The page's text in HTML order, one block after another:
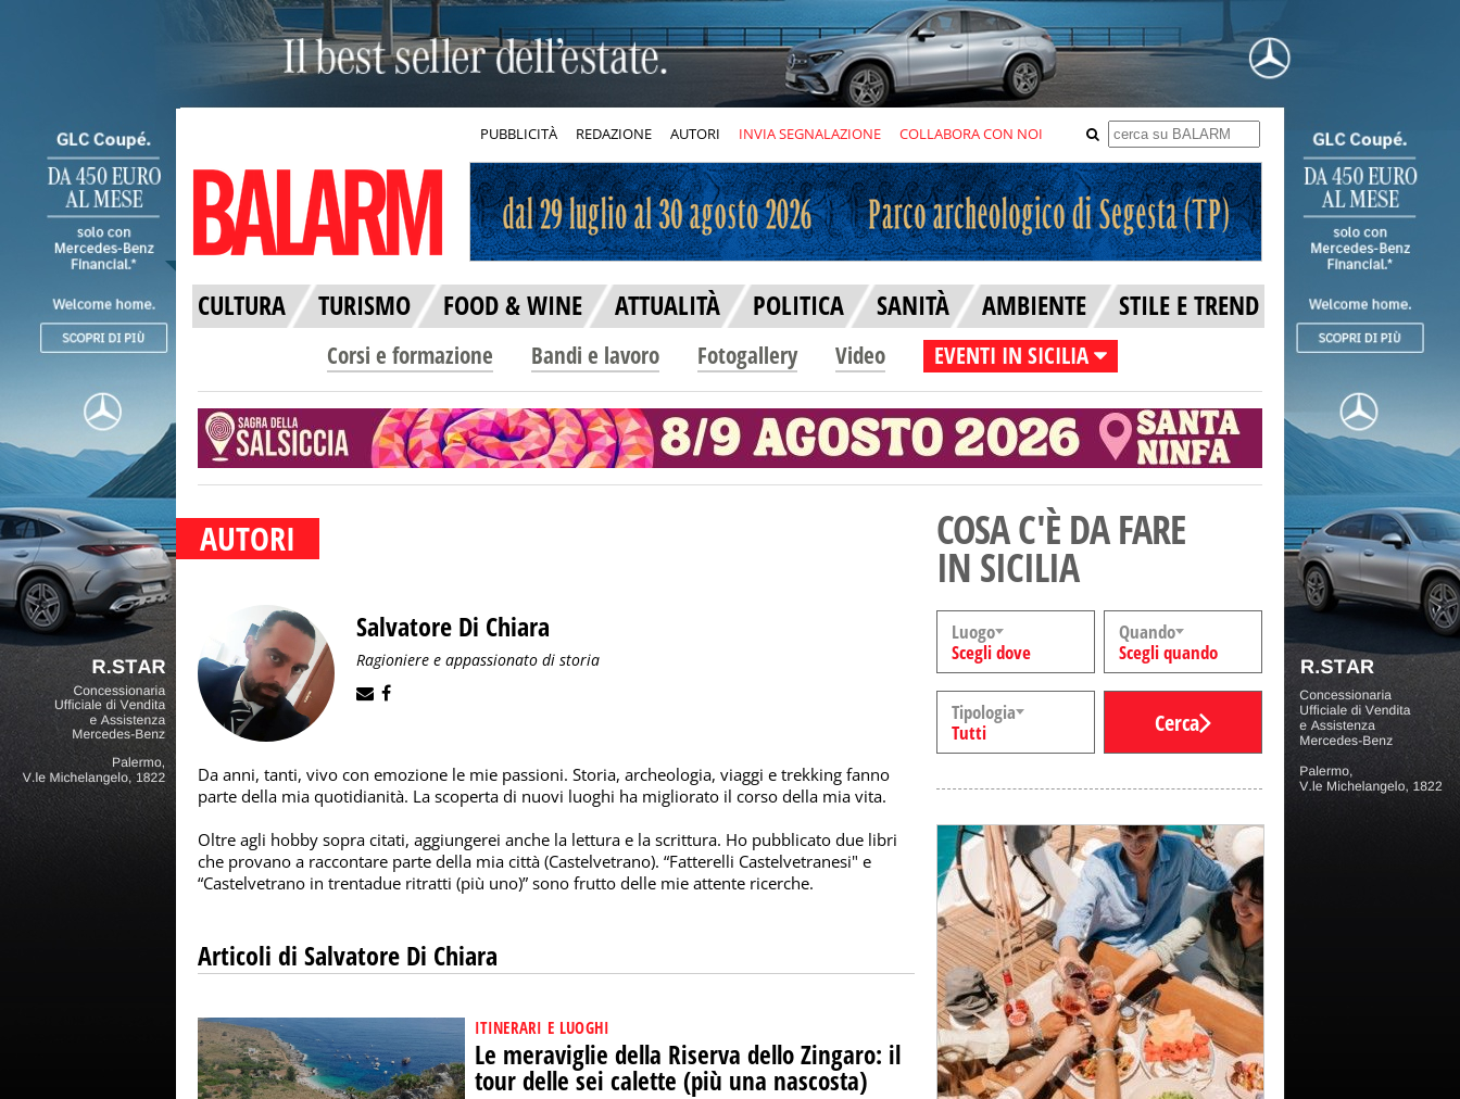
PUBBLICITÀ REDAZIONE AUTORI INVIA SEGNALAZIONE COLLABORA CON NOI
CULTURA TURISMO FOOD & WINE ATTUALITÀ POLITICA SANITÀ AMBIENTE STILE E TREND
Corsi e formazione Bandi e lavoro Fotogallery Video EVENTI IN SICILIA
AUTORI
Salvatore Di Chiara
Ragioniere e appassionato di storia
Da anni, tanti, vivo con emozione le mie passioni. Storia, archeologia, viaggi e trekking fanno
parte della mia quotidianità. La scoperta di nuovi luoghi ha migliorato il corso della mia vita.
Oltre agli hobby sopra citati, aggiungerei anche la lettura e la scrittura. Ho pubblicato due libri
che provano a raccontare parte della mia città (Castelvetrano). “Fatterelli Castelvetranesi" e
“Castelvetrano in trentadue ritratti (più uno)” sono frutto delle mie attente ricerche.
Articoli di Salvatore Di Chiara
ITINERARI E LUOGHI
Le meraviglie della Riserva dello Zingaro: il
tour delle sei calette (più una nascosta)
COSA C'È DA FARE
IN SICILIA
Luogo
Scegli dove
Quando
Scegli quando
Tipologia
Tutti
Cerca